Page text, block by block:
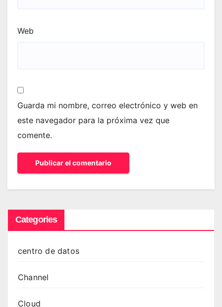
Web
Guarda mi nombre, correo electrónico y web en
este navegador para la próxima vez que
comente.
Categories
centro de datos
Channel
Cloud